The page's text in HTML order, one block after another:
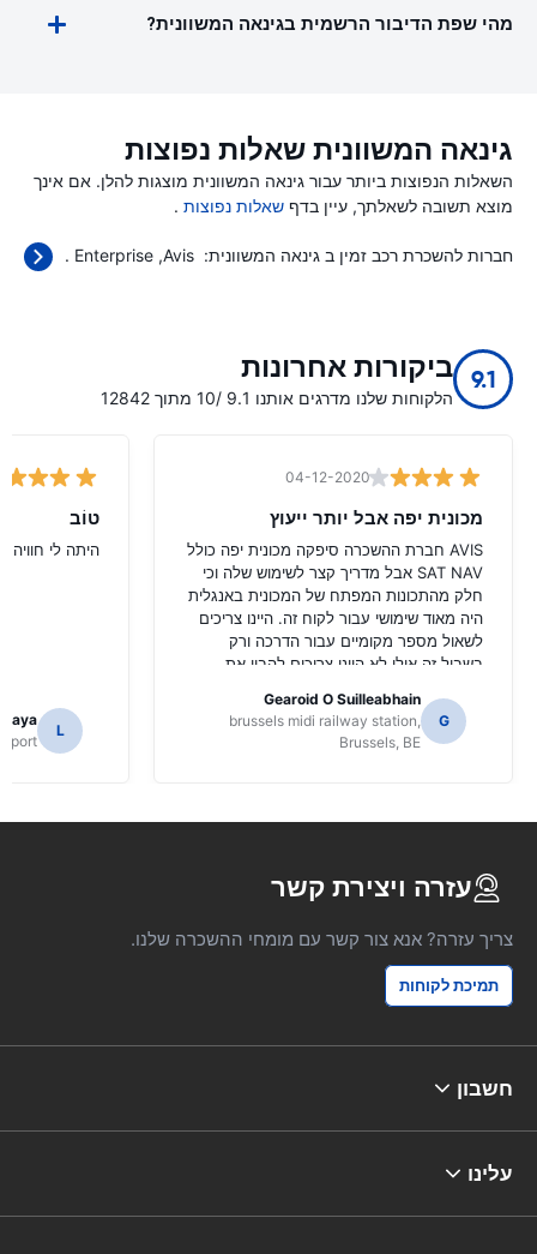
מהי שפת הדיבור הרשמית בגינאה המשוונית?
גינאה המשוונית שאלות נפוצות
השאלות הנפוצות ביותר עבור גינאה המשוונית מוצגות להלן. אם אינך
מוצא תשובה לשאלתך, עיין בדף שאלות נפוצות .
חברות להשכרת רכב זמין ב גינאה המשוונית: Avis
Enterprise
.
9.1 ביקורות אחרונות
הלקוחות שלנו מדרגים אותנו 9.1 /10 מתוך 12842
04-12-2020
מכונית יפה אבל יותר ייעוץ
AVIS חברת ההשכרה סיפקה מכונית יפה כולל
SAT NAV אבל מדריך קצר לשימוש שלה וכי
חלק מהתכונות המפתח של המכונית באנגלית
היה מאוד שימושי עבור לקוח זה. היינו צריכים
לשאול מספר מקומיים עבור הדרכה ורק
בשביל זה אולי לא היינו צריכים להבין את
G
Gearoid O Suilleabhain
brussels midi railway station,
Brussels, BE
טוֹב
היתה לי חוויה
L
עזרה ויצירת קשר
צריך עזרה? אנא צור קשר עם מומחי ההשכרה שלנו.
תמיכת לקוחות
חשבון
עלינו